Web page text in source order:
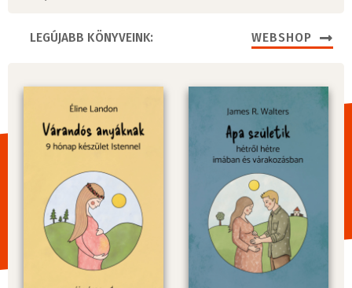
LEGÚJABB KÖNYVEINK: WEBSHOP